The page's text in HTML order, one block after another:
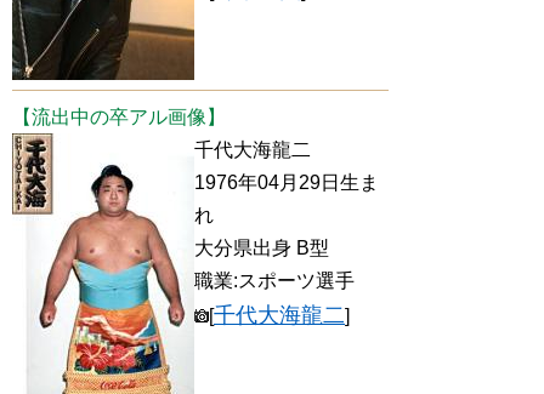
【流出中の卒アル画像】
千代大海龍二
1976年04月29日生ま
れ
大分県出身 B型
職業:スポーツ選手
[千代大海龍二]